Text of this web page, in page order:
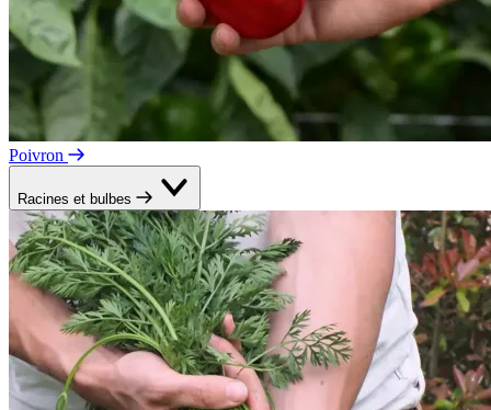
Poivron
Racines et bulbes